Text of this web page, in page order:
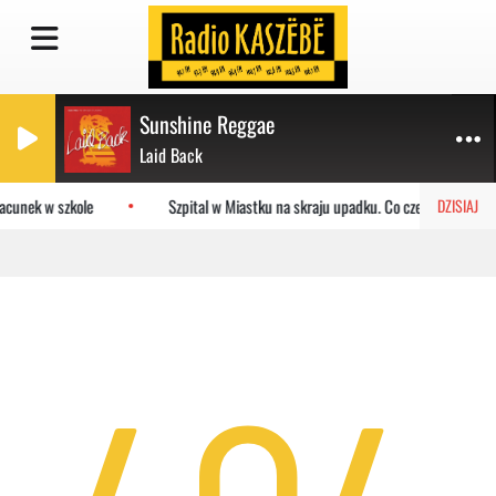
Sunshine Reggae
Laid Back
DZISIAJ
w szkole Szpital w Miastku na skraju upadku. Co czeka placówkę?